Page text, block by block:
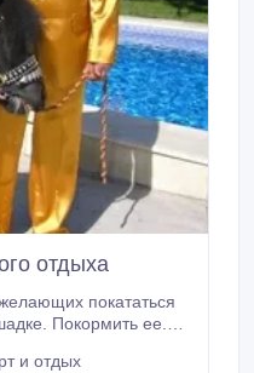
отдыха
покататься
Покормить ее.
с аниматорами.
и отдых